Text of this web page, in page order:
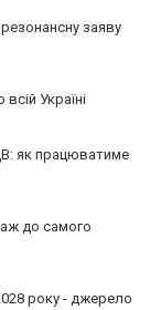
заяву
Україні
як працюватиме
аж до самого
року - джерело